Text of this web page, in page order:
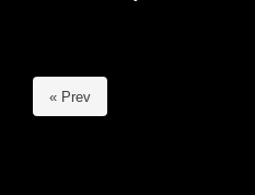
« Prev